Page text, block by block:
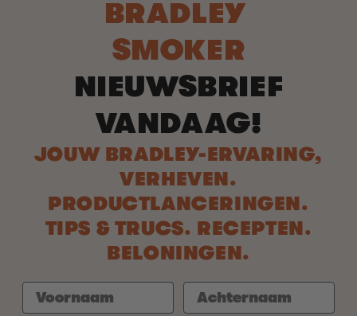
BRADLEY
SMOKER
NIEUWSBRIEF
VANDAAG!
JOUW BRADLEY-ERVARING,
VERHEVEN.
PRODUCTLANCERINGEN.
TIPS & TRUCS. RECEPTEN.
BELONINGEN.